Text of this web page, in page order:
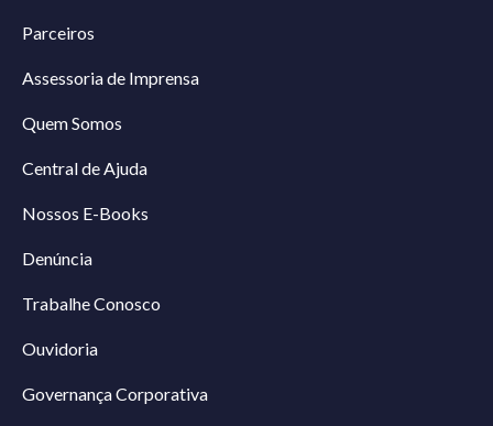
Parceiros
Assessoria de Imprensa
Quem Somos
Central de Ajuda
Nossos E-Books
Denúncia
Trabalhe Conosco
Ouvidoria
Governança Corporativa